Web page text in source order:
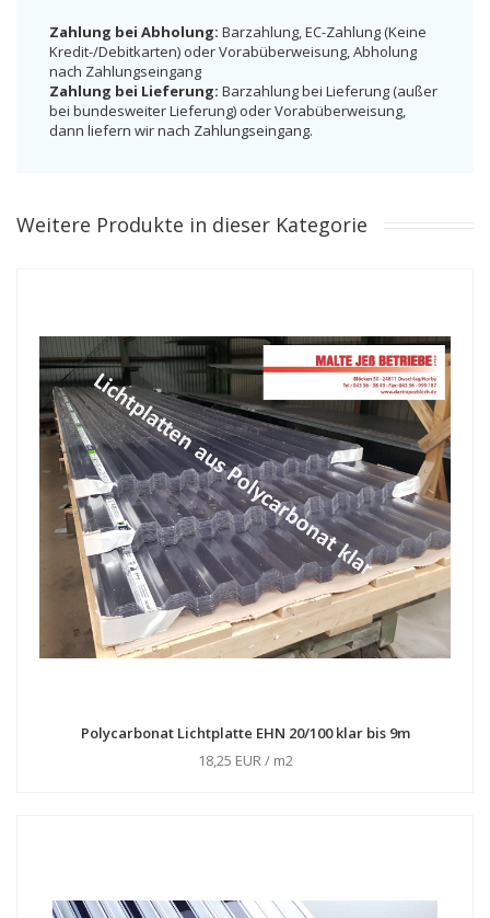
Zahlung bei Abholung: Barzahlung, EC-Zahlung (Keine
Kredit-/Debitkarten) oder Vorabüberweisung, Abholung
nach Zahlungseingang
Zahlung bei Lieferung: Barzahlung bei Lieferung (außer
bei bundesweiter Lieferung) oder Vorabüberweisung,
dann liefern wir nach Zahlungseingang.
Weitere Produkte in dieser Kategorie
Polycarbonat Lichtplatte EHN 20/100 klar bis 9m
18,25 EUR / m2